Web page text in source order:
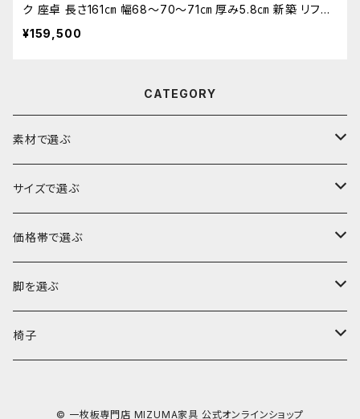
ク 座卓 長さ161㎝ 幅68～70～71㎝ 厚み5.8㎝ 新築 リフォ
ーム 天板 無垢 天然木
¥159,500
CATEGORY
素材で選ぶ
ブビンガ
ウォールナット
モンキーポッド
楠（クス）
サイズで選ぶ
～140cm
～160cm
～180cm
価格帯で選ぶ
～10万円
～15万円
脚を選ぶ
ロータイプ（座卓・リビングテーブル・ソファテーブル）
椅子
© 一枚板専門店 MIZUMA家具 公式オンラインショップ